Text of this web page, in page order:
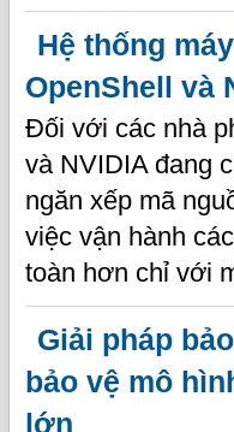
Hệ thống
OpenShell và
Đối với các nhà
và NVIDIA đang
ngăn xếp mã
việc vận hành
toàn hơn chỉ với
Giải pháp
bảo vệ mô
lớn